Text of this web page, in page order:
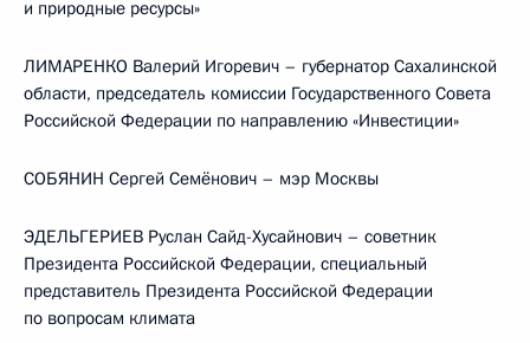
и природные ресурсы»
ЛИМАРЕНКО Валерий Игоревич – губернатор Сахалинской
области, председатель комиссии Государственного Совета
Российской Федерации по направлению «Инвестиции»
СОБЯНИН Сергей Семёнович – мэр Москвы
ЭДЕЛЬГЕРИЕВ Руслан Сайд-Хусайнович – советник
Президента Российской Федерации, специальный
представитель Президента Российской Федерации
по вопросам климата